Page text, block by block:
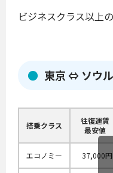
ビジネスクラス以上
東京 ⇔ ソウ
搭乗クラス
往復運賃
最安値
エコノミー 37,000円